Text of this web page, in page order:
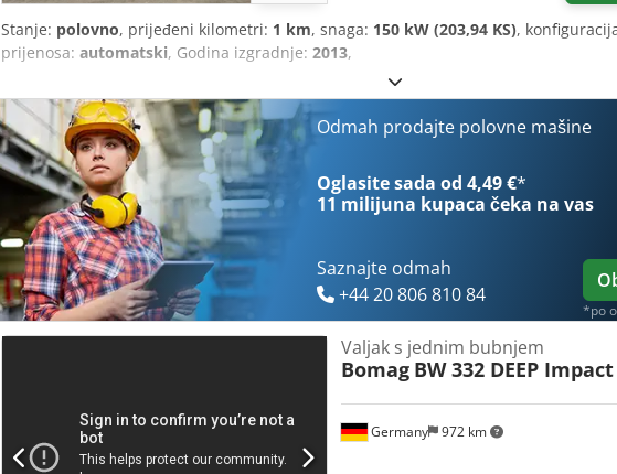
Stanje: polovno, prijeđeni kilometri: 1 km, snaga: 150 kW (203,94 KS),
prijenosa: automatski, Godina izgradnje: 2013,
Odmah prodajte polovne mašine
Oglasite sada od 4,49 €*
11 milijuna kupaca čeka na vas
Saznajte odmah
+44 20 806 810 84
*po
Germany 972 km
Valjak s jednim bubnjem
Bomag BW 332 DEEP Impact